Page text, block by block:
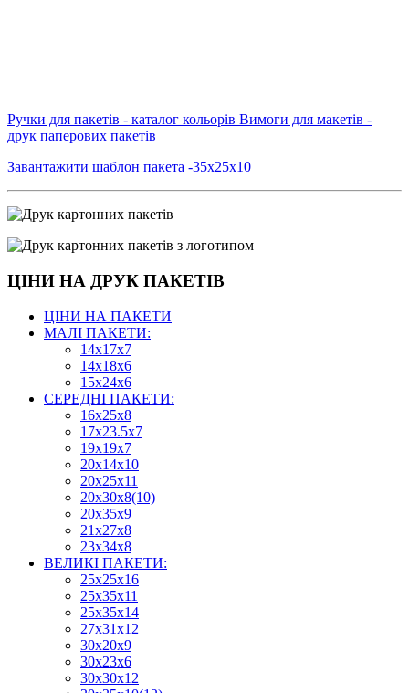
Ручки для пакетів - каталог кольорів Вимоги для макетів -
друк паперових пакетів
Завантажити шаблон пакета -35х25х10
ЦІНИ НА ДРУК ПАКЕТІВ
ЦІНИ НА ПАКЕТИ
МАЛІ ПАКЕТИ:
14х17х7
14х18х6
15х24х6
СЕРЕДНІ ПАКЕТИ:
16х25х8
17х23.5х7
19х19х7
20х14х10
20х25х11
20х30х8(10)
20х35х9
21х27х8
23х34х8
ВЕЛИКІ ПАКЕТИ:
25х25х16
25х35х11
25х35х14
27х31х12
30х20х9
30х23х6
30х30х12